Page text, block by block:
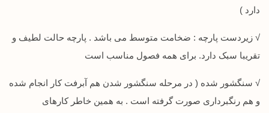
دارد )
√ زیردست پارچه : ضخامت متوسط می باشد . پارچه حالت لطیف و
تقریبا سبک دارد. برای همه فصول مناسب است
√ سنگشور شده ( در مرحله سنگشور شدن هم آبرفت کار انجام شده
و هم رنگبرداری صورت گرفته است . به همین خاطر کارهای